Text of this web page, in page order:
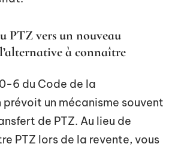
PTZ vers un nouveau
à connaître
6 du Code de la
un mécanisme souvent
de PTZ. Au lieu de
PTZ lors de la revente, vous